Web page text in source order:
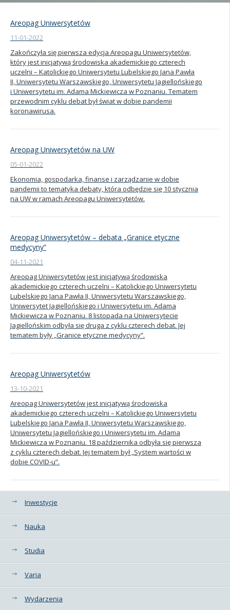
Kandydat
Absolwent
Areopag Uniwersytetów
11-01-2022
Zakończyła się pierwsza edycja Areopagu Uniwersytetów,
który jest inicjatywą środowiska akademickiego czterech
uczelni – Katolickiego Uniwersytetu Lubelskiego Jana Pawła
II, Uniwersytetu Warszawskiego, Uniwersytetu Jagiellońskiego
i Uniwersytetu im. Adama Mickiewicza w Poznaniu. Tematem
przewodnim cyklu debat był świat w dobie pandemii
koronawirusa.
Areopag Uniwersytetów na UW
05-01-2022
Ekonomia, gospodarka, finanse i zarządzanie w dobie
pandemii to tematyka debaty, która odbędzie się 10 stycznia
na UW w ramach Areopagu Uniwersytetów.
Areopag Uniwersytetów – debata „Granice etyczne
medycyny”
04-11-2021
Areopag Uniwersytetów jest inicjatywą środowiska
akademickiego czterech uczelni – Katolickiego Uniwersytetu
Lubelskiego Jana Pawła II, Uniwersytetu Warszawskiego,
Uniwersytet Jagiellońskiego i Uniwersytetu im. Adama
Mickiewicza w Poznaniu. 8 listopada na Uniwersytecie
Jagiellońskim odbyła się druga z cyklu czterech debat. Jej
tematem były „Granice etyczne medycyny”.
Areopag Uniwersytetów
13-10-2021
Areopag Uniwersytetów jest inicjatywą środowiska
akademickiego czterech uczelni – Katolickiego Uniwersytetu
Lubelskiego Jana Pawła II, Uniwersytetu Warszawskiego,
Uniwersytetu Jagiellońskiego i Uniwersytetu im. Adama
Mickiewicza w Poznaniu. 18 października odbyła się pierwsza
z cyklu czterech debat. Jej tematem był „System wartości w
dobie COVID-u”.
Kategorie
Inwestycje
Nauka
Studia
Varia
Wydarzenia